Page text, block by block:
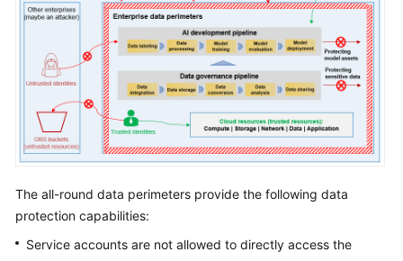
The all-round data perimeters provide the following data
protection capabilities:
Service accounts are not allowed to directly access the